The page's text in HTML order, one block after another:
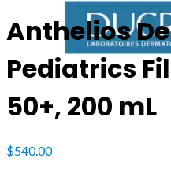
Anthelios
Pediatrics
50+, 200 mL
$540.00